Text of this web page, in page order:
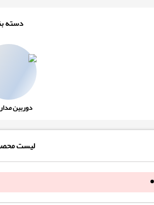
دسته
دوربین
لیست